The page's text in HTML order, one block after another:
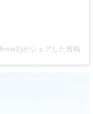
がシェアした投稿